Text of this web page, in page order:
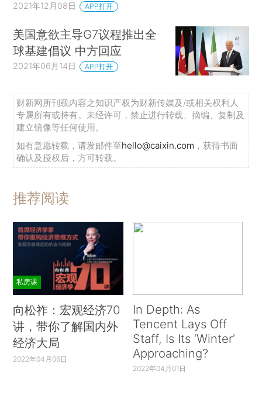
2021年12月08日 APP打开
美国意欲主导G7议程推出全
球基建倡议 中方回应
2021年06月14日 APP打开
财新网所刊载内容之知识产权为财新传媒及/或相关权利人
专属所有或持有。未经许可，禁止进行转载、摘编、复制及
建立镜像等任何使用。
如有意愿转载，请发邮件至hello@caixin.com ，获得书面
确认及授权后，方可转载。
推荐阅读
私房课
向松祚：宏观经济70
讲，带你了解国内外
经济大局
2022年04月06日
In Depth: As
Tencent Lays Off
Staff, Is Its ‘Winter’
Approaching?
2022年04月01日